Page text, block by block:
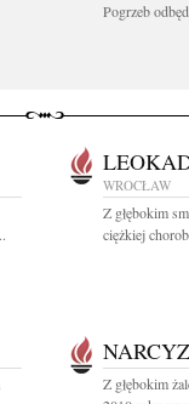
Pogrzeb
WROCŁAW
Z głębokim
ciężkiej
Z głębokim